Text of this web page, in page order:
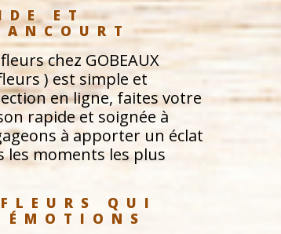
ET
chez GOBEAUX
) est simple et
en ligne, faites votre
rapide et soignée à
à apporter un éclat
les moments les plus
QUI